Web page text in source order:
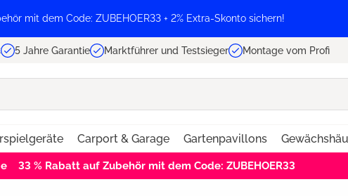
mit dem Code: ZUBEHOER33 + 2% Extra-Skonto sichern!
5 Jahre Garantie Marktführer und Testsieger Montage vom Profi
Carport & Garage Gartenpavillons
33 % Rabatt auf Zubehör mit dem Code: ZUBEHOER33